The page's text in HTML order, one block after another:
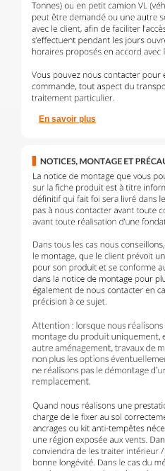
En savoir plus